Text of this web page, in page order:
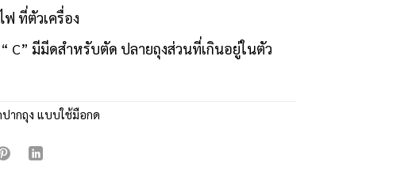
ที่ตัวเครื่อง
C” มีมีดสำหรับตัด ปลายถุงส่วนที่เกินอยู่ในตัว
ากถุง แบบใช้มือกด